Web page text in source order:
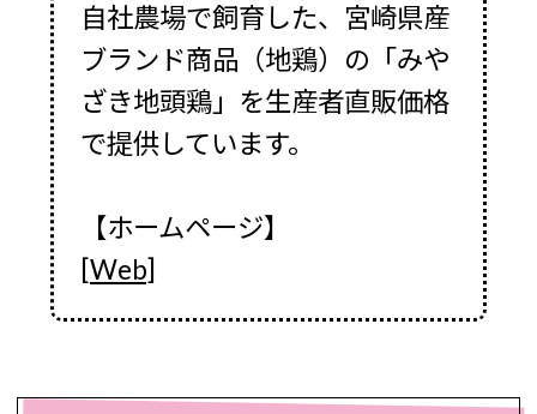
自社農場で飼育した、宮崎県産
ブランド商品（地鶏）の「みや
ざき地頭鶏」を生産者直販価格
で提供しています。
【ホームページ】
[Web]